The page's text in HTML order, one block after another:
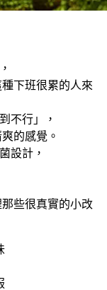
下班很累的人來
不行」，
的感覺。
設計，
些很真實的小改